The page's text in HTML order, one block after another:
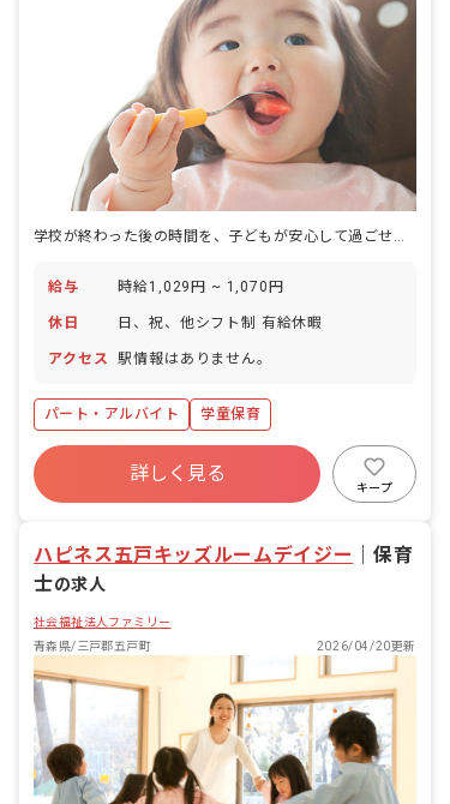
学校が終わった後の時間を、子どもが安心して過ごせる居場所に変えていく仕事です。
給与 時給1,029円 ~ 1,070円
休日 日、祝、他シフト制 有給休暇
アクセス 駅情報はありません。
パート・アルバイト 学童保育
詳しく見る
キープ
ハピネス五戸キッズルームデイジー
保育
士の求人
社会福祉法人ファミリー
青森県/三戸郡五戸町
2026/04/20更新